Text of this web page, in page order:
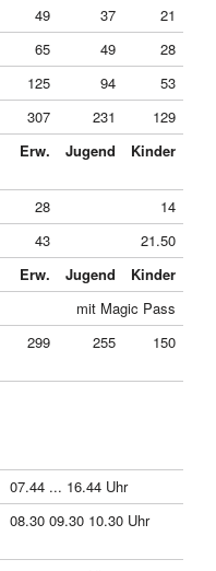
49 37
21
65 49
28
125 94
53
307 231
129
Erw. Jugend Kinder
28
14
43
21.50
Erw. Jugend
Kinder
mit Magic Pass
299 255 150
07.44 ... 16.44 Uhr
08.30 09.30 10.30 Uhr